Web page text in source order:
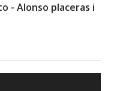
- Alonso placeras i